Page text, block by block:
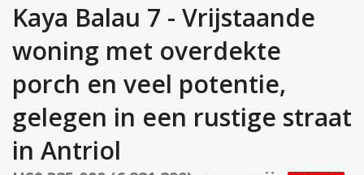
Kaya Balau 7 - Vrijstaande
woning met overdekte
porch en veel potentie,
gelegen in een rustige straat
in Antriol